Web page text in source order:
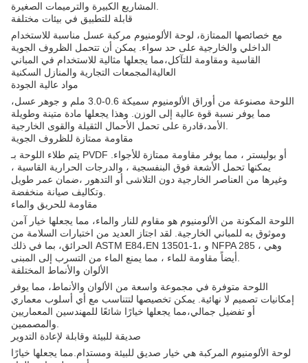
قابلة للتطبيق في بيئات مختلفة
مع خصائصها الممتازة، لوحة الألومنيوم مركبة عسل مناسبة للاستخدام
الداخلي والخارجية على حد سواء. يمكن أن تتحمل الظروف الجوية
القاسية ومقاومة للتآكل،مما يجعلها مثالية للاستخدام في المباني
العاليةالمجمعات التجارية والمنازل السكنية
مواد عالية الجودة
اللوحة مصنوعة من أوراق الألومنيوم سميكة 0.6-3.0 ملم و جوهر عسل،
مما يوفر نسبة قوة عالية إلى الوزن. وهذا يجعلها مادة متينة وطويلة
مقاومة ممتازة للظروف الجوية
يتم طلاء اللوحة بـ PVDF أو بوليستر ، مما يوفر مقاومة ممتازة للأجواء.
يمكنها تحمل الأشعة فوق البنفسجية ، والدرجات الحرارية القاسية ،
وغيرها من العناصر الخارجية دون التلاشى أو التدهور ،ضمان عمر طويل
مقاومة للحريق والماء
اللوحة المكونة من الألومنيوم هو مقاوم للنار والماء، مما يجعلها خيار آمن
وموثوق به للمباني الخارجية. لقد اجتاز العديد من اختبارات السلامة من
الحرائق، بما في ذلك ASTM E84،EN 13501-1، و NFPA 285 ، وهي
الألوان والأنماط المختلفة
اللوحة متوفرة في مجموعة واسعة من الألوان والأنماط، مما يوفر
إمكانيات تصميم لا نهائية. يمكن تخصيصها لتتناسب مع أي أسلوب معماري
أو تفضيل جمالي،مما يجعلها خيارًا شائعًا للمهندسين المعماريين
صديقة للبيئة وقابلة لإعادة التدوير
لوحة الألومنيوم المركبة هي خيار صديق للبيئة ومستدام.مما يجعلها خيارًا